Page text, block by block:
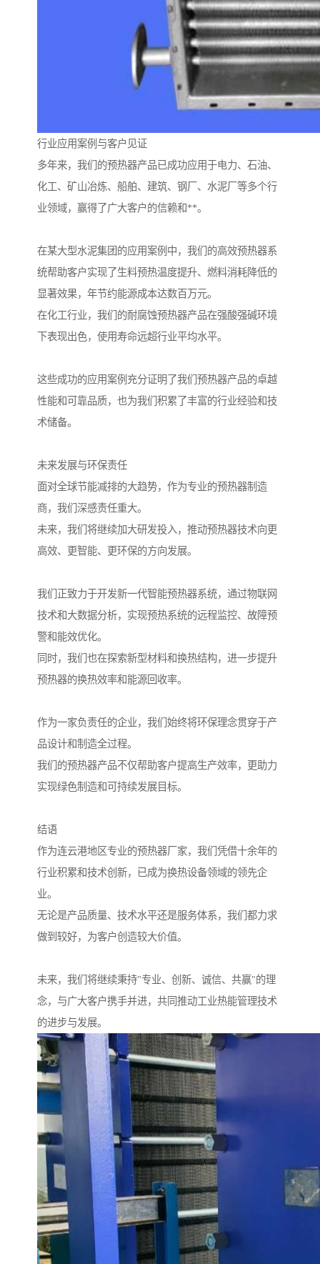
行业应用案例与客户见证
多年来，我们的预热器产品已成功应用于电力、石油、
化工、矿山冶炼、船舶、建筑、钢厂、水泥厂等多个行
业领域，赢得了广大客户的信赖和**。
在某大型水泥集团的应用案例中，我们的高效预热器系
统帮助客户实现了生料预热温度提升、燃料消耗降低的
显著效果，年节约能源成本达数百万元。
在化工行业，我们的耐腐蚀预热器产品在强酸强碱环境
下表现出色，使用寿命远超行业平均水平。
这些成功的应用案例充分证明了我们预热器产品的卓越
性能和可靠品质，也为我们积累了丰富的行业经验和技
术储备。
未来发展与环保责任
面对全球节能减排的大趋势，作为专业的预热器制造
商，我们深感责任重大。
未来，我们将继续加大研发投入，推动预热器技术向更
高效、更智能、更环保的方向发展。
我们正致力于开发新一代智能预热器系统，通过物联网
技术和大数据分析，实现预热系统的远程监控、故障预
警和能效优化。
同时，我们也在探索新型材料和换热结构，进一步提升
预热器的换热效率和能源回收率。
作为一家负责任的企业，我们始终将环保理念贯穿于产
品设计和制造全过程。
我们的预热器产品不仅帮助客户提高生产效率，更助力
实现绿色制造和可持续发展目标。
结语
作为连云港地区专业的预热器厂家，我们凭借十余年的
行业积累和技术创新，已成为换热设备领域的领先企
业。
无论是产品质量、技术水平还是服务体系，我们都力求
做到较好，为客户创造较大价值。
未来，我们将继续秉持"专业、创新、诚信、共赢"的理
念，与广大客户携手并进，共同推动工业热能管理技术
的进步与发展。